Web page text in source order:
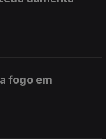
fogo em